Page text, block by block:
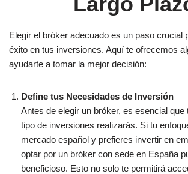
Elegir el bróker adecuado es un paso crucial
éxito en tus inversiones. Aquí te ofrecemos
ayudarte a tomar la mejor decisión:
Define tus Necesidades de Inversión
Antes de elegir un bróker, es esencial que
tipo de inversiones realizarás. Si tu
mercado español y prefieres invertir en
optar por un bróker con sede en España
beneficioso. Esto no solo te permitirá